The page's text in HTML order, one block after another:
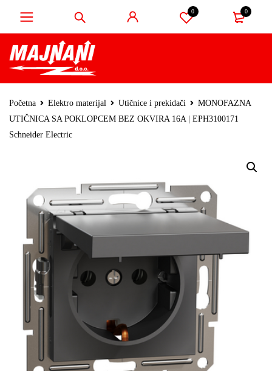
0 0
Početna Elektro materijal Utičnice i prekidači
MONOFAZNA
UTIČNICA SA POKLOPCEM BEZ OKVIRA 16A | EPH3100171
Schneider Electric